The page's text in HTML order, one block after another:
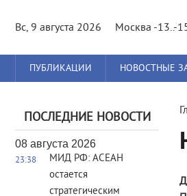
Вс, 9 августа 2026
Москва -13..-
Главное
меню
ПУБЛИКАЦИИ НОВОСТНЫЕ
ПОСЛЕДНИЕ НОВОСТИ
08 августа 2026
23:38
МИД РФ: АСЕАН
остается
стратегическим